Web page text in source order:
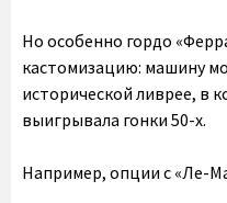
Но особенно гордо
кастомизацию: машину
исторической ливрее, в
выигрывала гонки 50-х.
Например, опции с «Ле-